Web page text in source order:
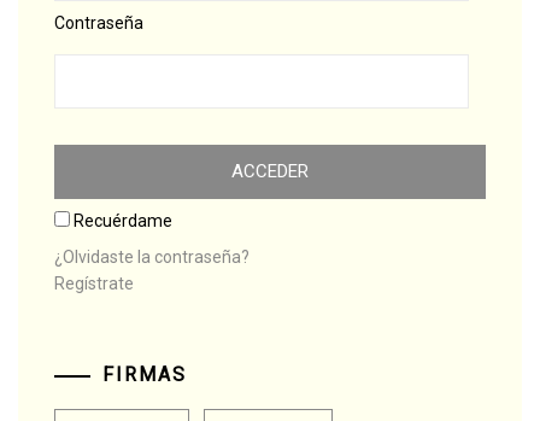
Contraseña
Recuérdame
¿Olvidaste la contraseña?
Regístrate
FIRMAS